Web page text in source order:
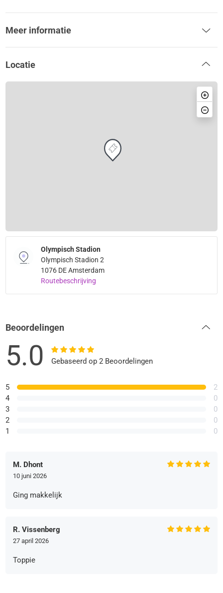
Meer informatie
Locatie
Olympisch Stadion
Olympisch Stadion 2
1076 DE Amsterdam
Routebeschrijving
Beoordelingen
5.0 Gebaseerd op 2 Beoordelingen
5
4
3
2
1
2
0
0
0
0
M. Dhont
10 juni 2026
Ging makkelijk
R. Vissenberg
27 april 2026
Toppie